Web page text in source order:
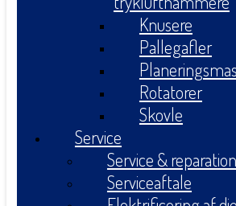
Knusere
Pallegafler
Rotatorer
Skovle
Service
Service & reparation
Serviceaftale